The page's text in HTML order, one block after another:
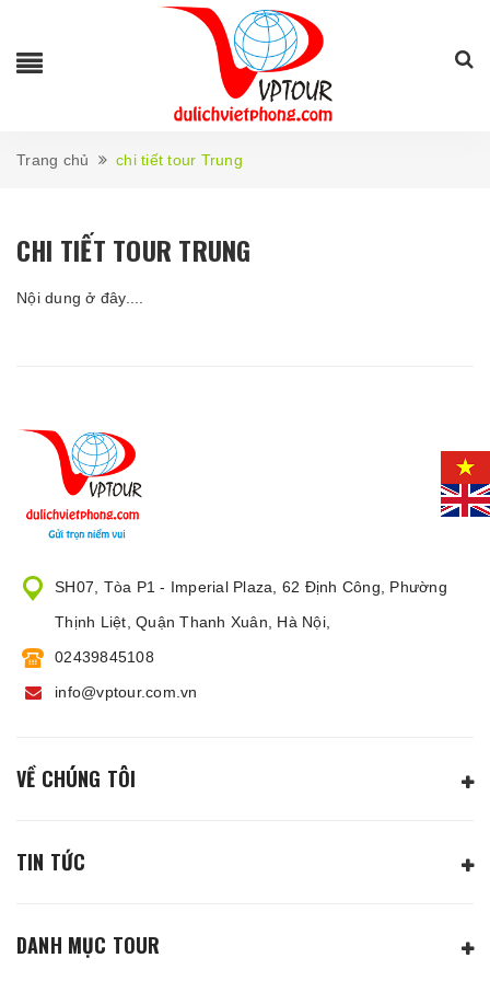
Trang chủ chi tiết tour Trung
CHI TIẾT TOUR TRUNG
Nội dung ở đây....
SH07, Tòa P1 - Imperial Plaza, 62 Định Công, Phường
Thịnh Liệt, Quận Thanh Xuân, Hà Nội,
02439845108
info@vptour.com.vn
VỀ CHÚNG TÔI
TIN TỨC
DANH MỤC TOUR